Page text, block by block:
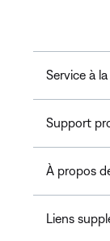
Service à
Support
À propos
Liens